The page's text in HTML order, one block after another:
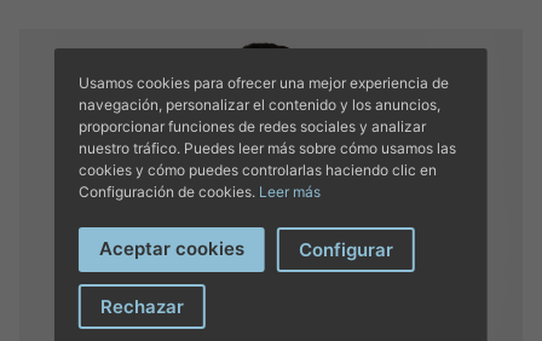
Usamos cookies para ofrecer una mejor experiencia de
navegación, personalizar el contenido y los anuncios,
proporcionar funciones de redes sociales y analizar
nuestro tráfico. Puedes leer más sobre cómo usamos las
cookies y cómo puedes controlarlas haciendo clic en
Configuración de cookies. Leer más
Aceptar cookies Configurar
Rechazar